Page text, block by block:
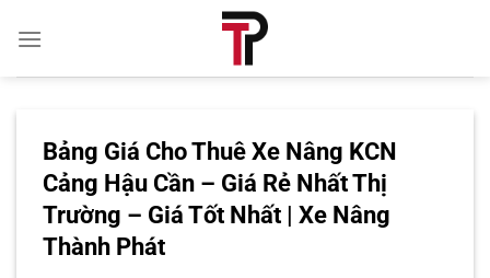
qua
Bảng Giá Cho Thuê Xe Nâng KCN
Cảng Hậu Cần – Giá Rẻ Nhất Thị
Trường – Giá Tốt Nhất | Xe Nâng
Thành Phát